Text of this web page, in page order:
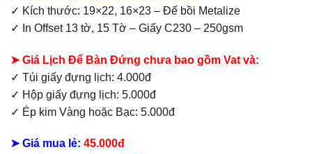
✓ Kích thước: 19×22, 16×23 – Đế bồi Metalize
✓ In Offset 13 tờ, 15 Tờ – Giấy C230 – 250gsm
➤ Giá Lịch Để Bàn Đứng chưa bao gồm Vat và:
✓ Túi giấy đựng lịch: 4.000đ
✓ Hộp giấy đựng lịch: 5.000đ
✓ Ép kim Vàng hoặc Bạc: 5.000đ
➤ Giá mua lẻ: 45.000đ